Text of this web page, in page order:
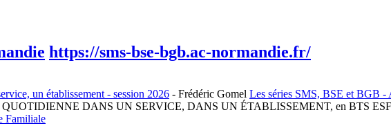
https://sms-bse-bgb.ac-normandie.fr/
un établissement - session 2026 - Frédéric Gomel Les séries SMS, BSE et BGB -
DANS UN SERVICE, DANS UN ÉTABLISSEMENT, en BTS ESF
Familiale